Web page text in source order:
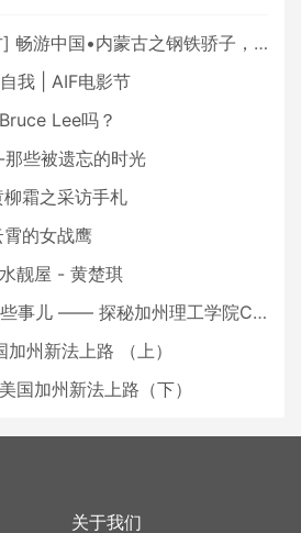
] 畅游中国•内蒙古之钢铁骄子，魅力包头
我 | AIF电影节
Lee吗？
那些被遗忘的时光
柳霜之采访手札
霄的女战鹰
靓屋 - 黄楚琪
儿 —— 探秘加州理工学院Caltech博士生活 [上集]
州新法上路 （上）
国加州新法上路（下）
关于我们